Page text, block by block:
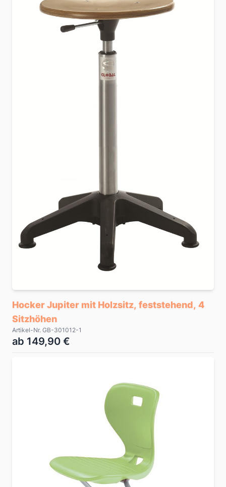
Hocker Jupiter mit Holzsitz, feststehend, 4
Sitzhöhen
Artikel-Nr. GB-301012-1
ab 149,90 €